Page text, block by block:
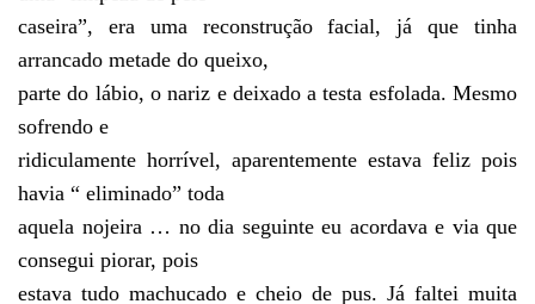
caseira”, era uma reconstrução facial, já que tinha
arrancado metade do queixo,
parte do lábio, o nariz e deixado a testa esfolada. Mesmo
sofrendo e
ridiculamente horrível, aparentemente estava feliz pois
havia “ eliminado” toda
aquela nojeira … no dia seguinte eu acordava e via que
consegui piorar, pois
estava tudo machucado e cheio de pus. Já faltei muita